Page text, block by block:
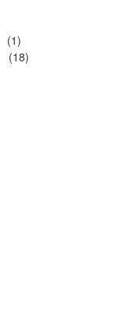
(1)
(18)